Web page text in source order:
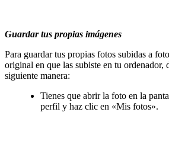
Guardar tus propias imágenes
Para guardar tus propias fotos subidas a
original en que las subiste en tu ordenador,
siguiente manera:
Tienes que abrir la foto en la
perfil y haz clic en «Mis fotos».